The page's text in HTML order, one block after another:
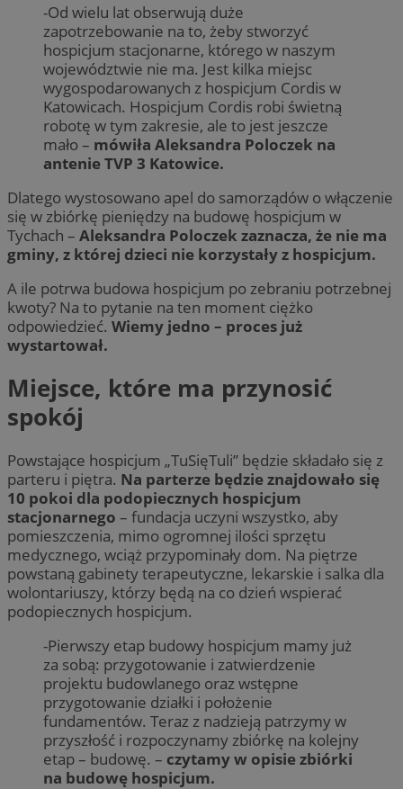
-Od wielu lat obserwują duże
zapotrzebowanie na to, żeby stworzyć
hospicjum stacjonarne, którego w naszym
województwie nie ma. Jest kilka miejsc
wygospodarowanych z hospicjum Cordis w
Katowicach. Hospicjum Cordis robi świetną
robotę w tym zakresie, ale to jest jeszcze
mało – mówiła Aleksandra Poloczek na
antenie TVP 3 Katowice.
Dlatego wystosowano apel do samorządów o włączenie
się w zbiórkę pieniędzy na budowę hospicjum w
Tychach – Aleksandra Poloczek zaznacza, że nie ma
gminy, z której dzieci nie korzystały z hospicjum.
A ile potrwa budowa hospicjum po zebraniu potrzebnej
kwoty? Na to pytanie na ten moment ciężko
odpowiedzieć. Wiemy jedno – proces już
wystartował.
Miejsce, które ma przynosić
spokój
Powstające hospicjum „TuSięTuli” będzie składało się z
parteru i piętra. Na parterze będzie znajdowało się
10 pokoi dla podopiecznych hospicjum
stacjonarnego – fundacja uczyni wszystko, aby
pomieszczenia, mimo ogromnej ilości sprzętu
medycznego, wciąż przypominały dom. Na piętrze
powstaną gabinety terapeutyczne, lekarskie i salka dla
wolontariuszy, którzy będą na co dzień wspierać
podopiecznych hospicjum.
-Pierwszy etap budowy hospicjum mamy już
za sobą: przygotowanie i zatwierdzenie
projektu budowlanego oraz wstępne
przygotowanie działki i położenie
fundamentów. Teraz z nadzieją patrzymy w
przyszłość i rozpoczynamy zbiórkę na kolejny
etap – budowę. – czytamy w opisie zbiórki
na budowę hospicjum.